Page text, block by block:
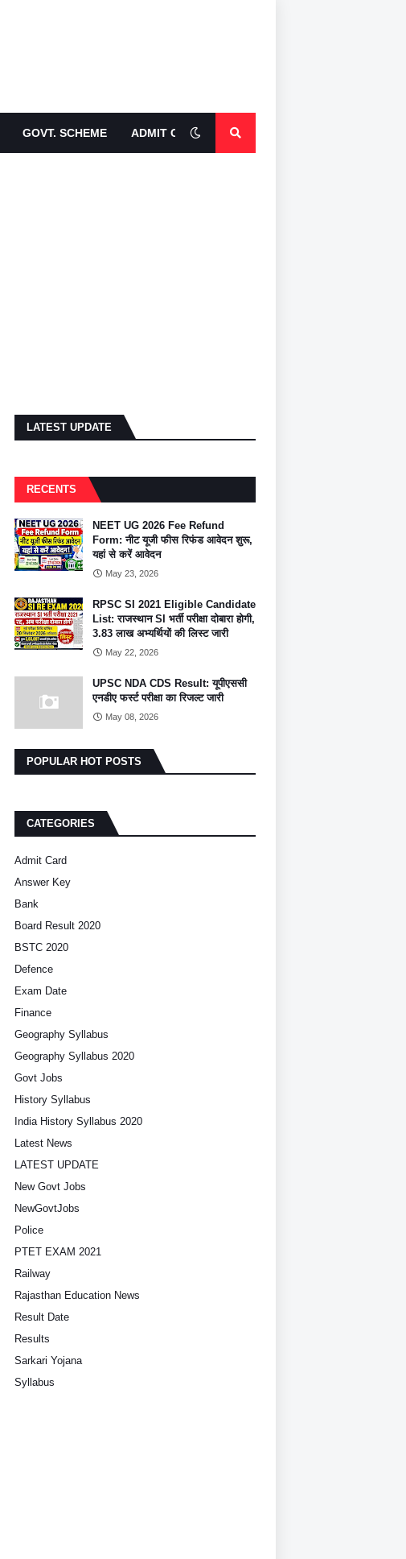
GOVT. SCHEME ADMIT CARDS
LATEST UPDATE
RECENTS
NEET UG 2026 Fee Refund
Form: नीट यूजी फीस रिफंड आवेदन शुरू,
यहां से करें आवेदन
May 23, 2026
RPSC SI 2021 Eligible Candidate
List: राजस्थान SI भर्ती परीक्षा दोबारा होगी,
3.83 लाख अभ्यर्थियों की लिस्ट जारी
May 22, 2026
UPSC NDA CDS Result: यूपीएससी
एनडीए फर्स्ट परीक्षा का रिजल्ट जारी
May 08, 2026
POPULAR HOT POSTS
CATEGORIES
Admit Card
Answer Key
Bank
Board Result 2020
BSTC 2020
Defence
Exam Date
Finance
Geography Syllabus
Geography Syllabus 2020
Govt Jobs
History Syllabus
India History Syllabus 2020
Latest News
LATEST UPDATE
New Govt Jobs
NewGovtJobs
Police
PTET EXAM 2021
Railway
Rajasthan Education News
Result Date
Results
Sarkari Yojana
Syllabus